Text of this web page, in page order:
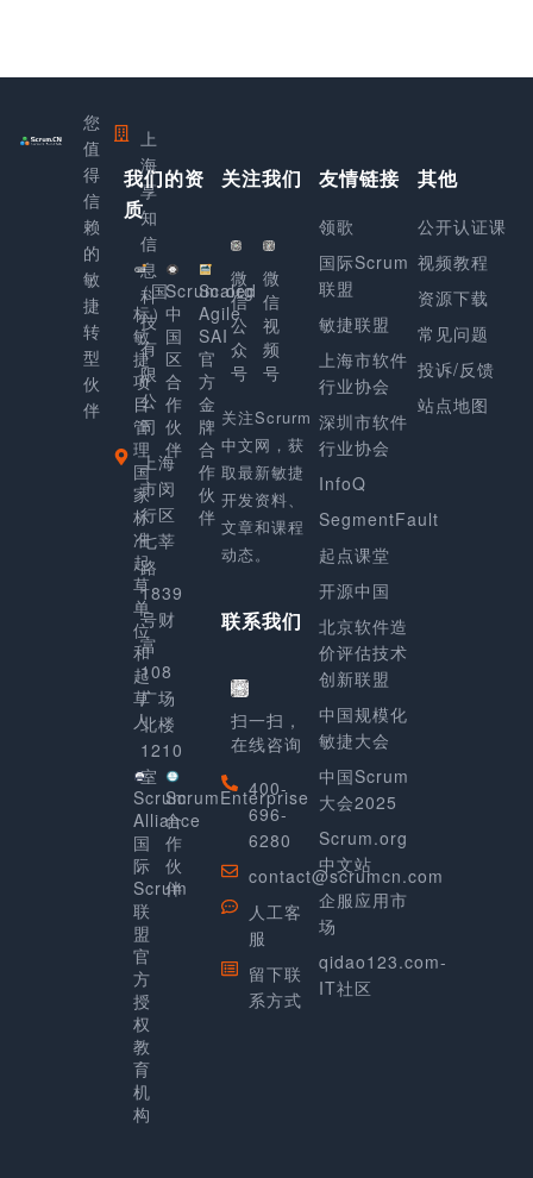
您
值
得
信
赖
的
敏
捷
转
型
伙
伴
上
海
享
知
信
息
科
技
有
限
公
司
上海
市闵
行区
七莘
路
1839
号财
富
108
广场
北楼
1210
室
我们的资
质
（国
标）
敏
捷
项
目
管
理
国
家
标
准
起
草
单
位
和
起
草
人
Scrum.org
中
国
区
合
作
伙
伴
Scaled
Agile
SAI
官
方
金
牌
合
作
伙
伴
Scrum
Alliance
国
际
Scrum
联
盟
官
方
授
权
教
育
机
构
ScrumEnterprise
合
作
伙
伴
关注我们
微
信
公
众
号
微
信
视
频
号
关注Scrurm
中文网，获
取最新敏捷
开发资料、
文章和课程
动态。
联系我们
扫一扫，
在线咨询
400-
696-
6280
contact@scrumcn.com
人工客
服
留下联
系方式
友情链接
领歌
国际Scrum
联盟
敏捷联盟
上海市软件
行业协会
深圳市软件
行业协会
InfoQ
SegmentFault
起点课堂
开源中国
北京软件造
价评估技术
创新联盟
中国规模化
敏捷大会
中国Scrum
大会2025
Scrum.org
中文站
企服应用市
场
qidao123.com-
IT社区
其他
公开认证课
视频教程
资源下载
常见问题
投诉/反馈
站点地图